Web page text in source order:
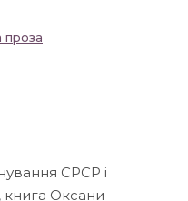
проза
СРСР і
Оксани